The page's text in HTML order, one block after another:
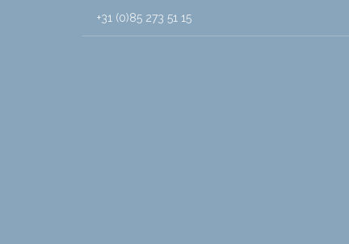
+31 (0)85 273 51 15